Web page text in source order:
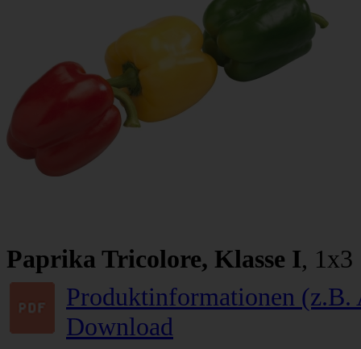
Paprika Tricolore, Klasse I, 1x3
Produktinformationen
Download